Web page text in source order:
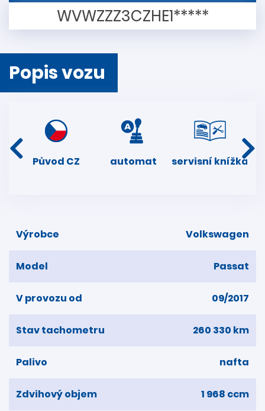
WVWZZZ3CZHE1*****
Popis vozu
Původ CZ automat servisní knížka
Výrobce Volkswagen
Model Passat
V provozu od 09/2017
Stav tachometru 260 330 km
Palivo nafta
Zdvihový objem 1 968 ccm